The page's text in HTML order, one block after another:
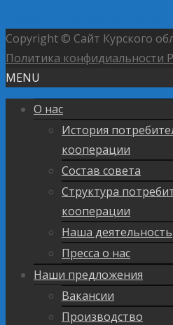
Copyright © Сайт Курского
Политика конфидиальности
MENU
О нас
История
кооперации
Состав совета
Структура
кооперации
Наша деятельность
Пресса о нас
Наши предложения
Вакансии
Производство